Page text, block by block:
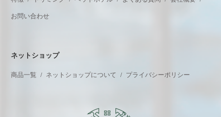
お問い合わせ
ネットショップ
商品一覧 ネットショップについて プライバシーポリシー